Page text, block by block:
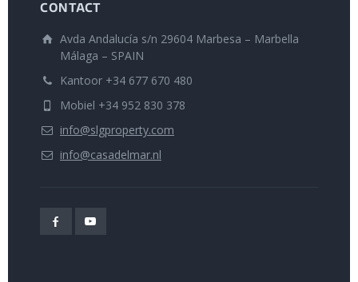
CONTACT
Avda Andalucía s/n 29604 Marbesa – Marbella
Málaga – SPAIN
Kantoor +34 677 670 480
Mobiel +34 952 830 378
info@slgproperty.com
info@casadelmar.nl